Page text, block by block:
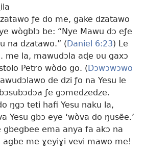
ƒe do me, gake dzatawo
wògblɔ be: “Nye Mawu dɔ eƒe
na dzatawo.” (Daniel 6:23) Le
me la, mawudɔla aɖe ʋu gaxɔ
Petro wòdo go. (Dɔwɔwɔwo
de dzi ƒo na Yesu le
ƒe gɔmedzedze.
ŋgɔ teti hafi Yesu naku la,
Yesu gbɔ eye ‘wòva do ŋusẽe.’
gbegbee ema anya fa akɔ na
agbe me ɣeyiɣi vevi mawo me!